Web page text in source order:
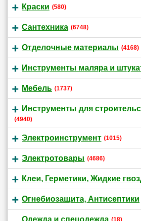
Краски (580)
Сантехника (6748)
Отделочные материалы (4168)
Инструменты маляра и
Мебель (1737)
Инструменты для
(4940)
Электроинструмент (1015)
Электротовары (4686)
Клеи, Герметики, Жидкие
Огнебиозащита, Антисептики
(18)